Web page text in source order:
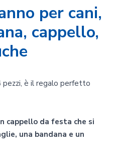
per cani,
cappello,
pezzi, è il regalo perfetto
cappello da festa che si
una bandana e un